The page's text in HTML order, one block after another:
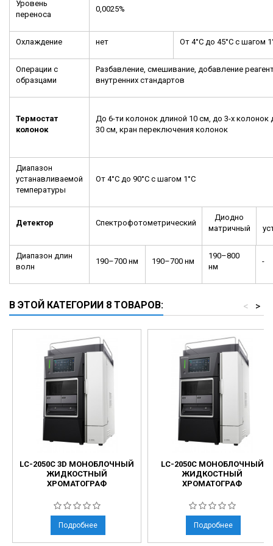
Уровень
переноса
0,0025%
Охлаждение нет От 4°C до 45°C с шагом
Операции с
образцами
Разбавление, смешивание, добавление
внутренних стандартов
Термостат
колонок
До 6-ти колонок длиной 10 см, до 3-х колонок
30 см, кран переключения колонок
Диапазон
устанавливаемой
температуры
От 4°C до 90°C с шагом 1°C
Детектор Спектрофотометрический
Диодно
матричный
Диапазон длин
волн
190–700 нм 190–700 нм
190–800
нм
-
В ЭТОЙ КАТЕГОРИИ 8 ТОВАРОВ: >
<
LC-2050C 3D МОНОБЛОЧНЫЙ
ЖИДКОСТНЫЙ
ХРОМАТОГРАФ
Подробнее
LC-2050С МОНОБЛОЧНЫЙ
ЖИДКОСТНЫЙ
ХРОМАТОГРАФ
Подробнее